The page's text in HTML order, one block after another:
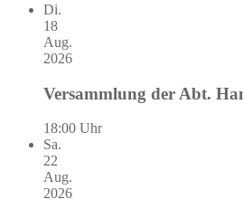
Di.
18
Aug.
2026
Versammlung der Abt.
18:00 Uhr
Sa.
22
Aug.
2026